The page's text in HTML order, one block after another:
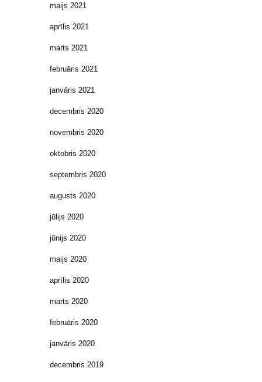
maijs 2021
aprīlis 2021
marts 2021
februāris 2021
janvāris 2021
decembris 2020
novembris 2020
oktobris 2020
septembris 2020
augusts 2020
jūlijs 2020
jūnijs 2020
maijs 2020
aprīlis 2020
marts 2020
februāris 2020
janvāris 2020
decembris 2019